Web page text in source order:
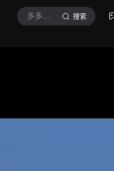
多多去哪儿玩 搜索